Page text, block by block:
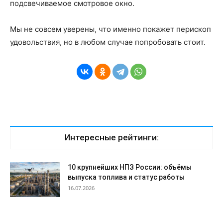
подсвечиваемое смотровое окно.
Мы не совсем уверены, что именно покажет перископ
удовольствия, но в любом случае попробовать стоит.
Интересные рейтинги:
10 крупнейших НПЗ России: объёмы
выпуска топлива и статус работы
16.07.2026